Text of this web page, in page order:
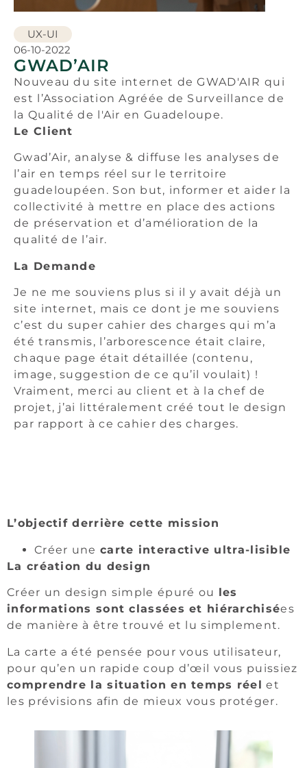
UX-UI
06-10-2022
GWAD’AIR
Nouveau du site internet de GWAD'AIR qui
est l’Association Agréée de Surveillance de
la Qualité de l'Air en Guadeloupe.
Le Client
Gwad’Air, analyse & diffuse les analyses de
l’air en temps réel sur le territoire
guadeloupéen. Son but, informer et aider la
collectivité à mettre en place des actions
de préservation et d’amélioration de la
qualité de l’air.
La Demande
Je ne me souviens plus si il y avait déjà un
site internet, mais ce dont je me souviens
c’est du super cahier des charges qui m’a
été transmis, l’arborescence était claire,
chaque page était détaillée (contenu,
image, suggestion de ce qu’il voulait) !
Vraiment, merci au client et à la chef de
projet, j’ai littéralement créé tout le design
par rapport à ce cahier des charges.
L’objectif derrière cette mission
Créer une carte interactive ultra-lisible
La création du design
Créer un design simple épuré ou les
informations sont classées et hiérarchisées
de manière à être trouvé et lu simplement.
La carte a été pensée pour vous utilisateur,
pour qu’en un rapide coup d’œil vous puissiez
comprendre la situation en temps réel et
les prévisions afin de mieux vous protéger.